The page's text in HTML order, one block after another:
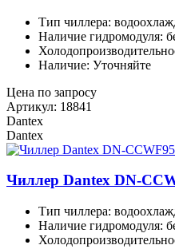
Тип чиллера:
Наличие гидромодуля:
Наличие: Уточняйте
Цена по запросу
Артикул: 18841
Dantex
Dantex
Чиллер Dantex DN-
Тип чиллера:
Наличие гидромодуля: